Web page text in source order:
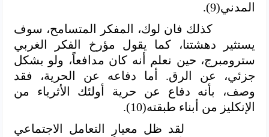
المدني(9).
كذلك فان لوك، المفكر المتسامح، سوف
يستثير دهشتنا، كما يقول مؤرخ الفكر الغربي
سترومبرج، حين نعلم أنه كان مدافعاً، ولو بشكل
جزئي، عن الرق. أما دفاعه عن الحرية، فقد
وصف، بأنه دفاع عن حرية أولئك الأثرياء من
الإنكليز من أبناء طبقته(10).
لقد ظل معيار التعامل الاجتماعي